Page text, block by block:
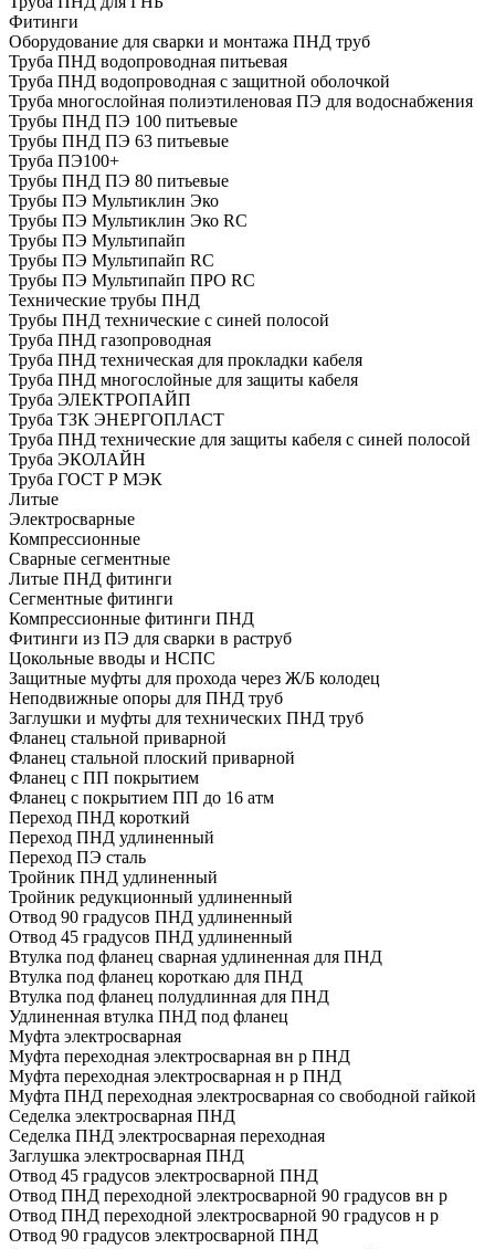
Фитинги
Оборудование для сварки и монтажа ПНД труб
Труба ПНД водопроводная питьевая
Труба ПНД водопроводная с защитной оболочкой
Труба многослойная полиэтиленовая ПЭ для водоснабжения
Трубы ПНД ПЭ 100 питьевые
Трубы ПНД ПЭ 63 питьевые
Труба ПЭ100+
Трубы ПНД ПЭ 80 питьевые
Трубы ПЭ Мультиклин Эко
Трубы ПЭ Мультиклин Эко RC
Трубы ПЭ Мультипайп
Трубы ПЭ Мультипайп RC
Трубы ПЭ Мультипайп ПРО RC
Технические трубы ПНД
Трубы ПНД технические с синей полосой
Труба ПНД газопроводная
Труба ПНД техническая для прокладки кабеля
Труба ПНД многослойные для защиты кабеля
Труба ЭЛЕКТРОПАЙП
Труба ТЗК ЭНЕРГОПЛАСТ
Труба ПНД технические для защиты кабеля с синей полосой
Труба ЭКОЛАЙН
Труба ГОСТ Р МЭК
Литые
Электросварные
Компрессионные
Сварные сегментные
Литые ПНД фитинги
Сегментные фитинги
Компрессионные фитинги ПНД
Фитинги из ПЭ для сварки в раструб
Цокольные вводы и НСПС
Защитные муфты для прохода через Ж/Б колодец
Неподвижные опоры для ПНД труб
Заглушки и муфты для технических ПНД труб
Фланец стальной приварной
Фланец стальной плоский приварной
Фланец с ПП покрытием
Фланец с покрытием ПП до 16 атм
Переход ПНД короткий
Переход ПНД удлиненный
Переход ПЭ сталь
Тройник ПНД удлиненный
Тройник редукционный удлиненный
Отвод 90 градусов ПНД удлиненный
Отвод 45 градусов ПНД удлиненный
Втулка под фланец сварная удлиненная для ПНД
Втулка под фланец короткаю для ПНД
Втулка под фланец полудлинная для ПНД
Удлиненная втулка ПНД под фланец
Муфта электросварная
Муфта переходная электросварная вн р ПНД
Муфта переходная электросварная н р ПНД
Муфта ПНД переходная электросварная со свободной гайкой
Седелка электросварная ПНД
Седелка ПНД электросварная переходная
Заглушка электросварная ПНД
Отвод 45 градусов электросварной ПНД
Отвод ПНД переходной электросварной 90 градусов вн р
Отвод ПНД переходной электросварной 90 градусов н р
Отвод 90 градусов электросварной ПНД